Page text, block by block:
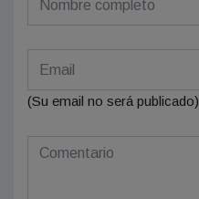
(Su email no será publicado)